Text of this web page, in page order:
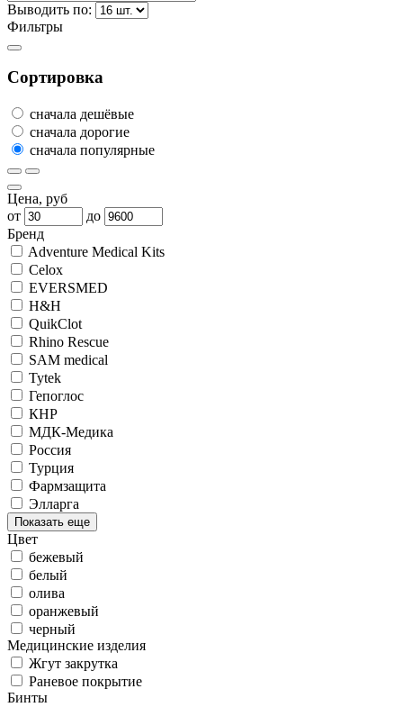
Выводить по:
Фильтры
Сортировка
сначала дешёвые
сначала дорогие
сначала популярные
Цена, руб
от
до
Бренд
Adventure Medical Kits
Celox
EVERSMED
H&H
QuikClot
Rhino Rescue
SAM medical
Tytek
Гепоглос
КНР
МДК-Медика
Россия
Турция
Фармзащита
Элларга
Показать еще
Цвет
бежевый
белый
олива
оранжевый
черный
Медицинские изделия
Жгут закрутка
Раневое покрытие
Бинты